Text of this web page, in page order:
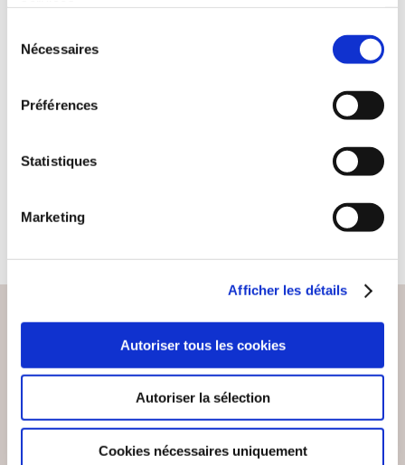
Nécessaires
Préférences
Statistiques
Marketing
Afficher les détails
Autoriser tous les cookies
Autoriser la sélection
Cookies nécessaires uniquement
DELICATI PUERI
Romans gays
PAIEMENT SÉCURISÉ
Remises quantités jusqu'à -42%